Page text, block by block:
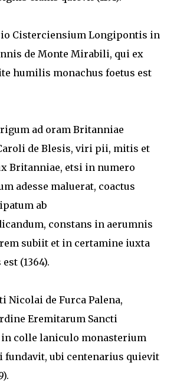
Cisterciensium Longipontis in
de Monte Mirabili, qui ex
humilis monachus foetus est
ad oram Britanniae
de Blesis, viri pii, mitis et
Britanniae, etsi in numero
adesse maluerat, coactus
ab
constans in aerumnis
subiit et in certamine iuxta
(1364).
Nicolai de Furca Palena,
Eremitarum Sancti
colle laniculo monasterium
fundavit, ubi centenarius quievit